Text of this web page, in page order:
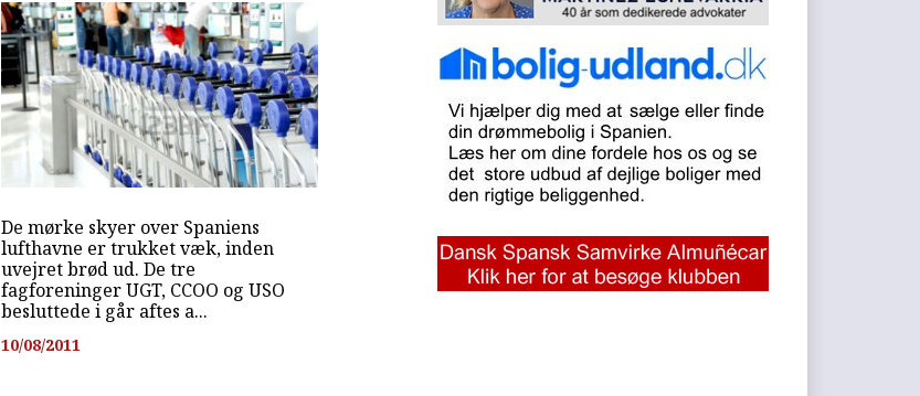
De mørke skyer over Spaniens
lufthavne er trukket væk, inden
uvejret brød ud. De tre
fagforeninger UGT, CCOO og USO
besluttede i går aftes a...
10/08/2011